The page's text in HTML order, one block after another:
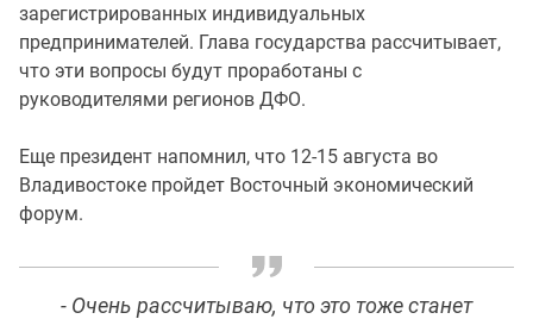
зарегистрированных индивидуальных
предпринимателей. Глава государства рассчитывает,
что эти вопросы будут проработаны с
руководителями регионов ДФО.
Еще президент напомнил, что 12-15 августа во
Владивостоке пройдет Восточный экономический
форум.
- Очень рассчитываю, что это тоже станет